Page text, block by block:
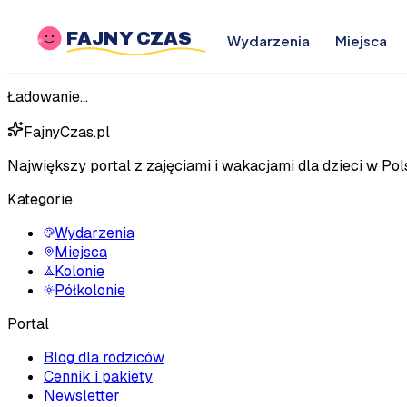
FAJNY CZAS Wydarzenia Miejsca
Ładowanie...
FajnyCzas.pl
Największy portal z zajęciami i wakacjami dla dzieci w
Kategorie
Wydarzenia
Miejsca
Kolonie
Półkolonie
Portal
Blog dla rodziców
Cennik i pakiety
Newsletter